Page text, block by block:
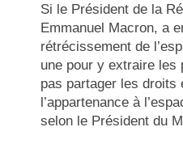
Si le Président de la
Emmanuel Macron, a
rétrécissement de
une pour y extraire les
pas partager les droits
l’appartenance à
selon le Président du